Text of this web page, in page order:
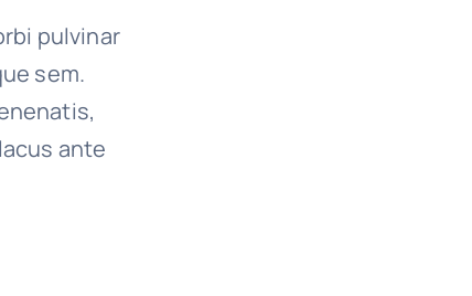
pulvinar
sem.
ante